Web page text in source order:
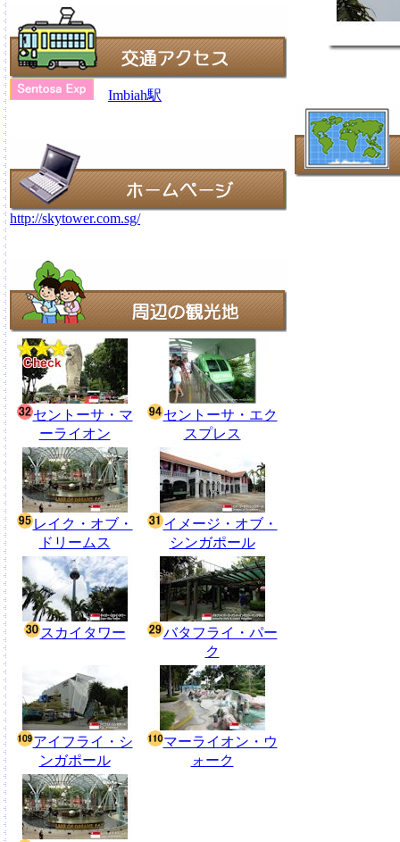
Imbiah駅
http://skytower.com.sg/
セントーサ・マ
ーライオン
セントーサ・エク
スプレス
レイク・オブ・
ドリームス
イメージ・オブ・
シンガポール
スカイタワー
バタフライ・パー
ク
アイフライ・シ
ンガポール
マーライオン・ウ
ォーク